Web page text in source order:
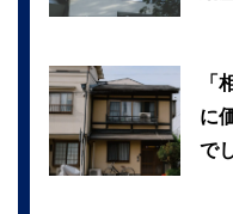
「
に
で